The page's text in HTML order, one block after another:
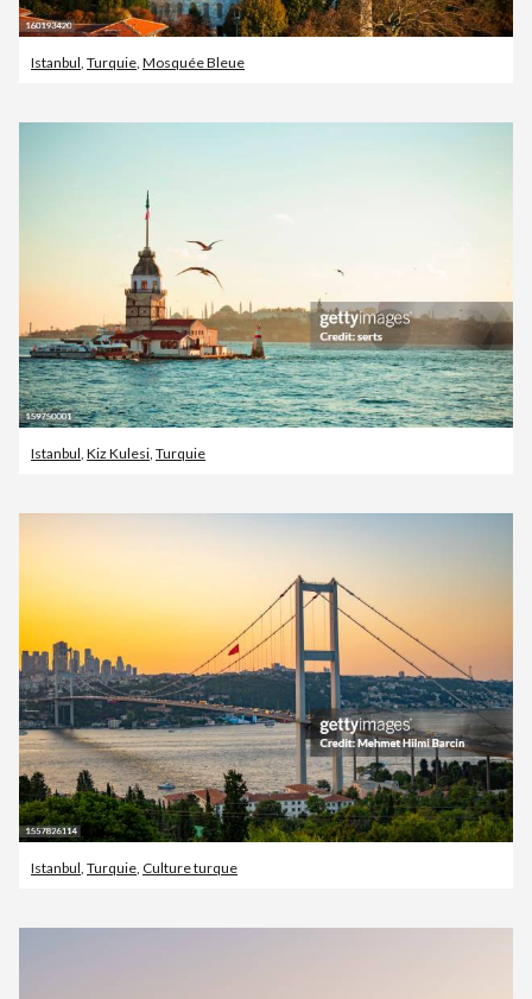
Istanbul, Turquie, Mosquée Bleue
Istanbul Kiz Kulesi Turquie
Istanbul, Turquie, Culture turque